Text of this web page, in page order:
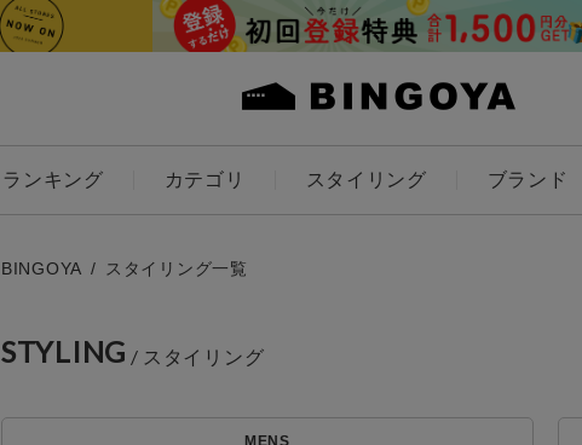
ランキング カテゴリ スタイリング ブランド
LADIES KIDS
BINGOYA スタイリング一覧
STYLING